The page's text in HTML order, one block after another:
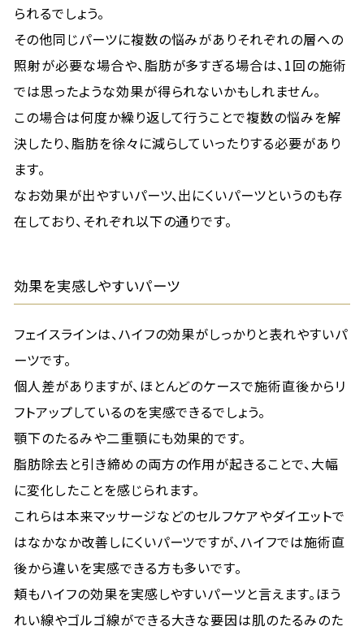
られるでしょう。
その他同じパーツに複数の悩みがありそれぞれの層への
照射が必要な場合や、脂肪が多すぎる場合は、1回の施術
では思ったような効果が得られないかもしれません。
この場合は何度か繰り返して行うことで複数の悩みを解
決したり、脂肪を徐々に減らしていったりする必要があり
ます。
なお効果が出やすいパーツ、出にくいパーツというのも存
在しており、それぞれ以下の通りです。
効果を実感しやすいパーツ
フェイスラインは、ハイフの効果がしっかりと表れやすいパ
ーツです。
個人差がありますが、ほとんどのケースで施術直後からリ
フトアップしているのを実感できるでしょう。
顎下のたるみや二重顎にも効果的です。
脂肪除去と引き締めの両方の作用が起きることで、大幅
に変化したことを感じられます。
これらは本来マッサージなどのセルフケアやダイエットで
はなかなか改善しにくいパーツですが、ハイフでは施術直
後から違いを実感できる方も多いです。
頬もハイフの効果を実感しやすいパーツと言えます。ほう
れい線やゴルゴ線ができる大きな要因は肌のたるみのた